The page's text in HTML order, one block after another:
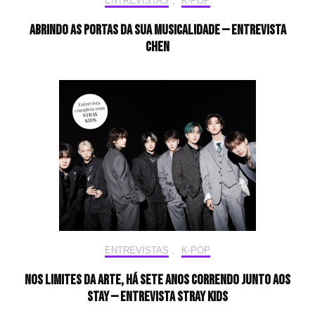
Abrindo as portas da sua musicalidade — Entrevista
CHEN
ENTREVISTAS , K-POP
Nos limites da arte, há sete anos correndo junto aos
STAY — Entrevista Stray Kids